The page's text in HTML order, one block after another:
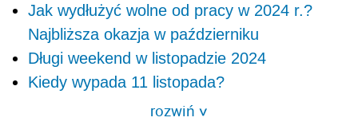
Jak wydłużyć wolne od pracy w 2024 r.?
Najbliższa okazja w październiku
Długi weekend w listopadzie 2024
Kiedy wypada 11 listopada?
rozwiń>